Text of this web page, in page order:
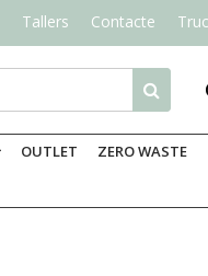
Tallers Contacte
OUTLET
ZERO WASTE